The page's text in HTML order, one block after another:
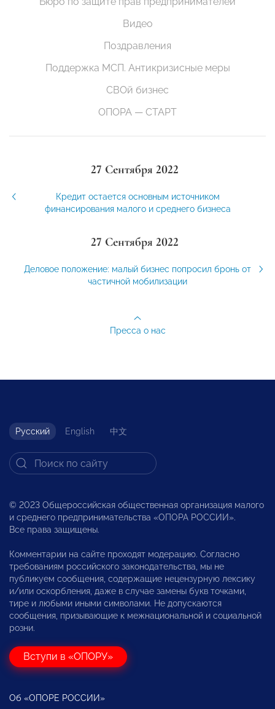
Видео
Поздравления
Поддержка МСП. Антикризисные меры
СВОй бизнес
ОПОРА — СТАРТ
27 Сентября 2022
Кредит остается основным источником
финансирования малого и среднего бизнеса
27 Сентября 2022
Деловое положение: малый бизнес попросил бронь от
частичной мобилизации
Пресса о нас
Русский English 中文
© 2023 Общероссийская общественная организация малого
и среднего предпринимательства «ОПОРА РОССИИ».
Все права защищены.
Комментарии на сайте проходят модерацию. Согласно
требованиям российского законодательства, мы не
публикуем сообщения, содержащие нецензурную лексику
и/или оскорбления, даже в случае замены букв точками,
тире и любыми иными символами. Не допускаются
сообщения, призывающие к межнациональной и социальной
розни.
Вступи в «ОПОРУ»
Об «ОПОРЕ РОССИИ»